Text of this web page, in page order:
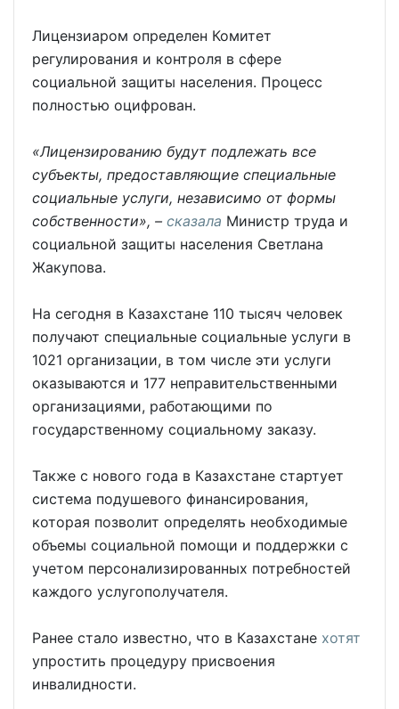
Лицензиаром определен Комитет
регулирования и контроля в сфере
социальной защиты населения. Процесс
полностью оцифрован.
«Лицензированию будут подлежать все
субъекты, предоставляющие специальные
социальные услуги, независимо от формы
собственности», – сказала Министр труда и
социальной защиты населения Светлана
Жакупова.
На сегодня в Казахстане 110 тысяч человек
получают специальные социальные услуги в
1021 организации, в том числе эти услуги
оказываются и 177 неправительственными
организациями, работающими по
государственному социальному заказу.
Также с нового года в Казахстане стартует
система подушевого финансирования,
которая позволит определять необходимые
объемы социальной помощи и поддержки с
учетом персонализированных потребностей
каждого услугополучателя.
Ранее стало известно, что в Казахстане хотят
упростить процедуру присвоения
инвалидности.